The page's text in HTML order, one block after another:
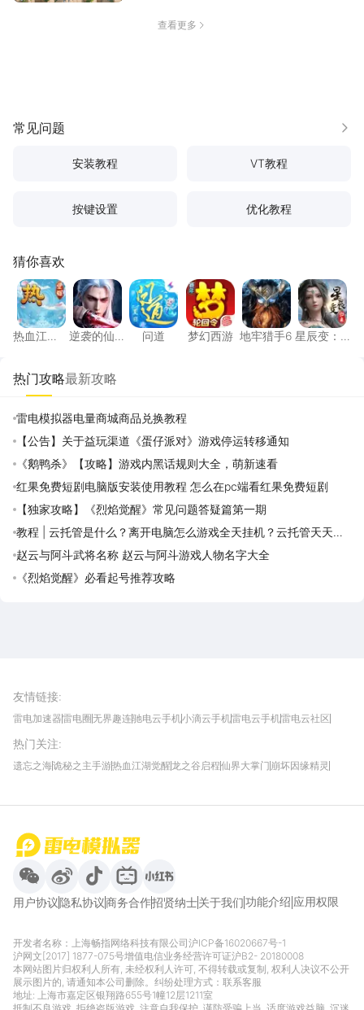
查看更多
常见问题 更多
安装教程 VT教程
按键设置 优化教程
猜你喜欢
热血江湖：觉醒
热血江
逆袭的仙王
逆袭的仙
问道
问道
梦幻西游
梦幻西游
地牢猎手6
地牢猎手6
星辰
星辰变：
热门攻略最新攻略
雷电模拟器电量商城商品兑换教程
【公告】关于益玩渠道《蛋仔派对》游戏停运转移通知
《鹅鸭杀》【攻略】游戏内黑话规则大全，萌新速看
红果免费短剧电脑版安装使用教程 怎么在pc端看红果免费短剧
【独家攻略】《烈焰觉醒》常见问题答疑篇第一期
教程 | 云托管是什么？离开电脑怎么游戏全天挂机？云托管天天免
费领取攻略
赵云与阿斗武将名称 赵云与阿斗游戏人物名字大全
《烈焰觉醒》必看起号推荐攻略
友情链接:
雷电加速器雷电圈无界趣连驰电云手机小滴云手机雷电云手机雷电云社区
我爱vr网华军软件园
热门关注:
遗忘之海诡秘之主手游热血江湖觉醒龙之谷启程仙界大掌门 崩坏因缘精灵
用户协议隐私协议商务合作招贤纳士关于我们功能介绍 应用权限
开发者名称：上海畅指网络科技有限公司沪ICP备16020667号-1
沪网文[2017] 1877-075号增值电信业务经营许可证沪B2- 20180008
本网站图片归权利人所有, 未经权利人许可, 不得转载或复制, 权利人决议不公开
展示图片的, 请通知本公司删除。纠纷处理方式： 联系客服
地址: 上海市嘉定区银翔路655号1幢12层1211室
首页
微信
微博 抖音 哔哩哔哩